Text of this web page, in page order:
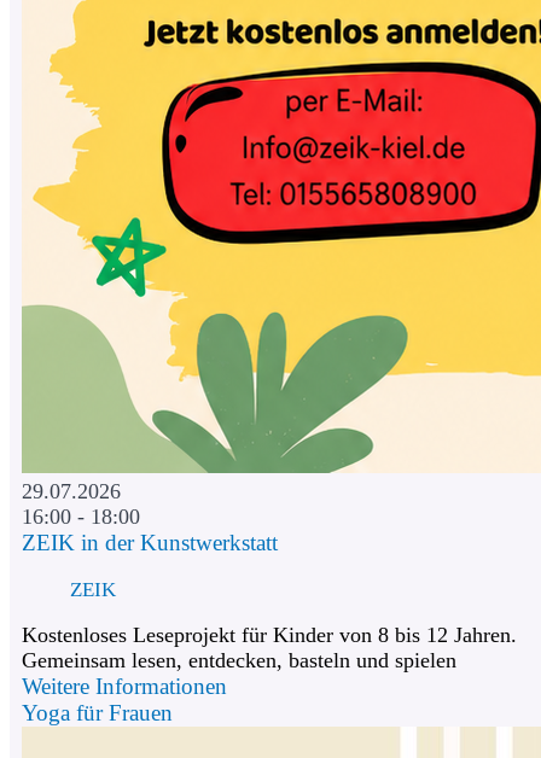
29.07.2026
16:00 - 18:00
ZEIK in der Kunstwerkstatt
ZEIK
Kostenloses Leseprojekt für Kinder von 8 bis 12 Jahren.
Gemeinsam lesen, entdecken, basteln und spielen
Weitere Informationen
Yoga für Frauen